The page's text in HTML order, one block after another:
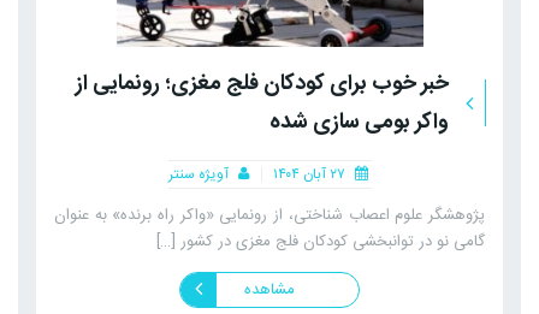
خبر خوب برای کودکان فلج مغزی؛ رونمایی از
واکر بومی سازی شده
آویژه سنتر
پژوهشگر علوم اعصاب شناختی، از رونمایی «واکر راه برنده» به عنوان
گامی نو در توانبخشی کودکان فلج مغزی در کشور […]
مشاهده